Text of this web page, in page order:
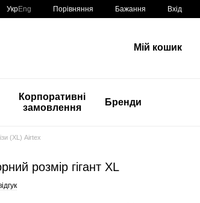
УкрEng Порівняння Бажання Вхід
Мій кошик
Корпоративні
замовлення
Бренди
(XL) Airtex
розмір гігант XL